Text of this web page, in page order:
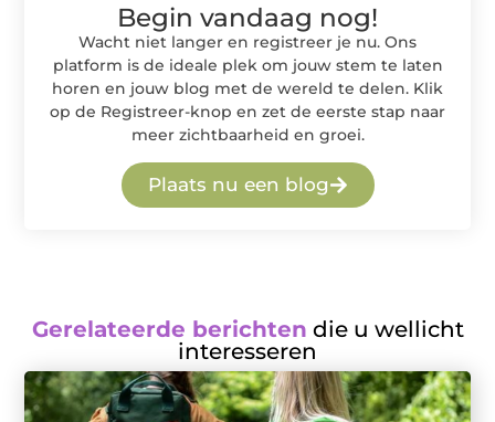
Begin vandaag nog!
Wacht niet langer en registreer je nu. Ons
platform is de ideale plek om jouw stem te laten
horen en jouw blog met de wereld te delen. Klik
op de Registreer-knop en zet de eerste stap naar
meer zichtbaarheid en groei.
Plaats nu een blog
Gerelateerde berichten die u wellicht
interesseren